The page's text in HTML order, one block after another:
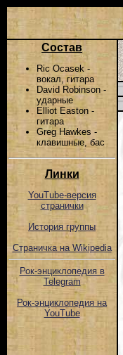
Состав
Ric Ocasek -
вокал, гитара
David Robinson -
ударные
Elliot Easton -
гитара
Greg Hawkes -
клавишные, бас
Линки
YouTube-версия
странички
История группы
Страничка на Wikipedia
Рок-энциклопедия в
Telegram
Рок-энциклопедия на
YouTube